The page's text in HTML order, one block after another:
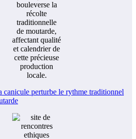
perturbe le rythme traditionnel